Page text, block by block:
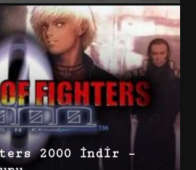
2000 İndir –